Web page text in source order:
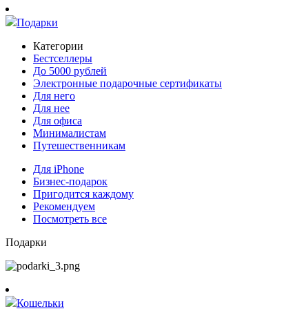
Подарки
Категории
Бестселлеры
До 5000 рублей
Электронные подарочные сертификаты
Для него
Для нее
Для офиса
Минималистам
Путешественникам
Для iPhone
Бизнес-подарок
Пригодится каждому
Рекомендуем
Посмотреть все
Подарки
Кошельки